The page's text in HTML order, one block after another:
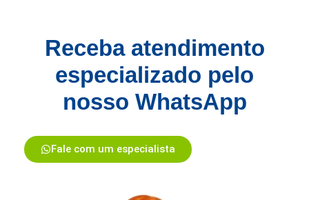
Receba atendimento
especializado pelo
nosso WhatsApp
Fale com um especialista